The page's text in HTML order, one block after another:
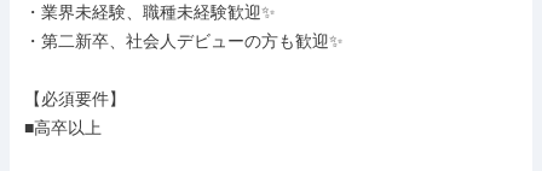
・業界未経験、職種未経験歓迎✨
・第二新卒、社会人デビューの方も歓迎✨
【必須要件】
■高卒以上